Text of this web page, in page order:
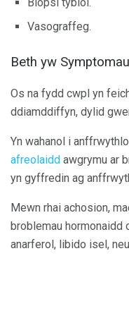
Vasograffeg.
Beth yw
Os na fydd cwpl yn
ddiamddiffyn, dylid
Yn wahanol i
afreolaidd awgrymu ar
yn gyffredin ag
Mewn rhai achosion,
broblemau
anarferol, libido isel,